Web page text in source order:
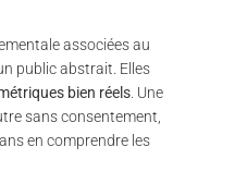
associées au
public abstrait. Elles
bien réels . Une
sans consentement,
en comprendre les